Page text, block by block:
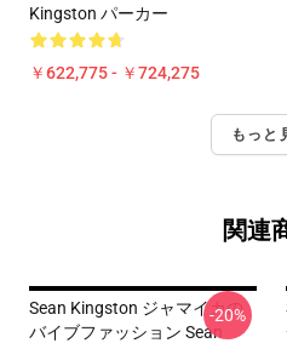
Kingston パーカー
￥622,775 - ￥724,275
もっと
関連
Sean Kingston ジャマイカの
バイブファッション Sean
-20%